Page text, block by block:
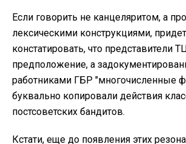
Если говорить не канцеляритом, а
лексическими конструкциями,
констатировать, что представители
предположение, а
работниками ГБР "многочисленные
буквально копировали действия
постсоветских бандитов.
Кстати, еще до появления этих